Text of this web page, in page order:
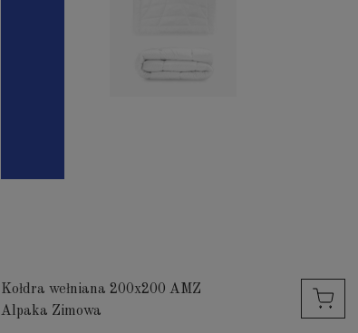
Kołdra wełniana 200x200 AMZ
Alpaka Zimowa